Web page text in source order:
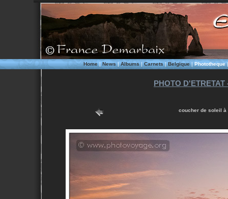
Home|News|Albums|Carnets|Belgique|Phototheque
PHOTO
coucher de soleil à